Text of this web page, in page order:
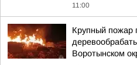
11:00
Крупный пожар
Воротынском